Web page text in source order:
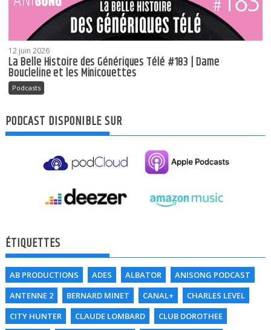
12 juin 2026
La Belle Histoire des Génériques Télé #183 | Dame
Boucleline et les Minicouettes
Podcasts
PODCAST DISPONIBLE SUR
ÉTIQUETTES
AB PRODUCTIONS ADES ALBATOR
ANISONG PODCAST
ANTENNE 2
BERNARD MINET CANAL+
CHARLES LEVEL
CITY HUNTER
CLAUDE LOMBARD
CLUB DOROTHEE